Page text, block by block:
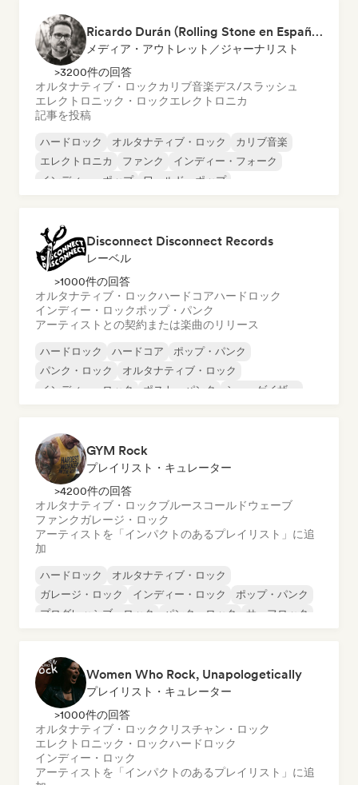
Ricardo Durán (Rolling Stone en Español-Editor-in-chief)
メディア・アウトレット／ジャーナリスト
>3200件の回答
オルタナティブ・ロック カリブ音楽デス/スラッシュ
エレクトロニック・ロックエレクトロニカ
記事を投稿
ハードロック オルタナティブ・ロック
カリブ音楽
エレクトロニカ
ファンク
インディー・フォーク
インディー・ポップ
ワールド・ポップ
Disconnect Disconnect Records
レーベル
>1000件の回答
オルタナティブ・ロックハードコアハードロック
インディー・ロックポップ・パンク
アーティストとの契約または楽曲のリリース
ハードロック ハードコア
ポップ・パンク
パンク・ロック
オルタナティブ・ロック
インディー・ロック
ポスト・パンク シューゲイザー
GYM Rock
プレイリスト・キュレーター
>4200件の回答
オルタナティブ・ロックブルース コールドウェーブ
ファンクガレージ・ロック
アーティストを「インパクトのあるプレイリスト」に追
加
ハードロック
オルタナティブ・ロック
ガレージ・ロック
インディー・ロック
ポップ・パンク
プログレッシブ・ロック
パンク・ロック サーフロック
Women Who Rock, Unapologetically
プレイリスト・キュレーター
>1000件の回答
オルタナティブ・ロッククリスチャン・ロック
エレクトロニック・ロックハードロック
インディー・ロック
アーティストを「インパクトのあるプレイリスト」に追